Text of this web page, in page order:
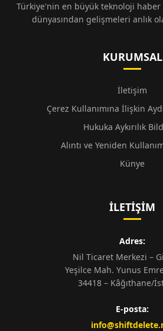
Türkiye'nin en büyük teknoloji
dünyasından gelişmeleri anlık
KURUMSAL
İletişim
Çerez Kullanımına İlişkin
Hukuka Aykırılık
Alıntı ve Yeniden
Künye
İLETIŞIM
Adres:
Nil Ticaret Merkezi –
Yeşilce Mah. Yunus
34418 – Kâğıthane/
E-posta: